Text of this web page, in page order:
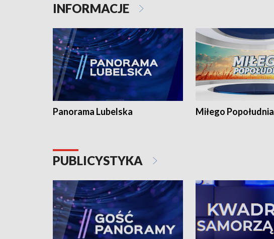
INFORMACJE
Panorama Lubelska Miłego Popołudnia
PUBLICYSTYKA